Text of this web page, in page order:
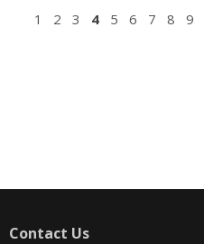
1 2 3 4 5 6 7 8 9
Contact Us